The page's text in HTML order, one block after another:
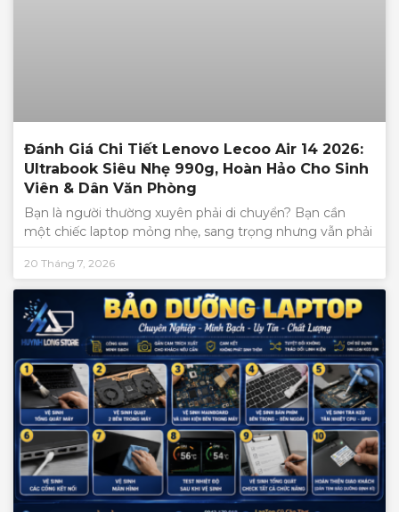
Đánh Giá Chi Tiết Lenovo Lecoo Air 14 2026:
Ultrabook Siêu Nhẹ 990g, Hoàn Hảo Cho Sinh
Viên & Dân Văn Phòng
Bạn là người thường xuyên phải di chuyển? Bạn cần
một chiếc laptop mỏng nhẹ, sang trọng nhưng vẫn phải
20 Tháng 7, 2026